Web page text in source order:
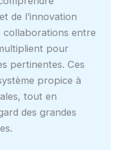
de l’innovation
collaborations entre
pour
pertinentes. Ces
propice à
tout en
des grandes